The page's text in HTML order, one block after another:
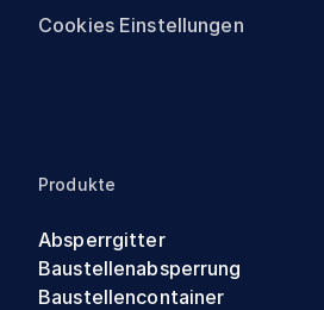
Cookies Einstellungen
Produkte
Absperrgitter
Baustellenabsperrung
Baustellencontainer